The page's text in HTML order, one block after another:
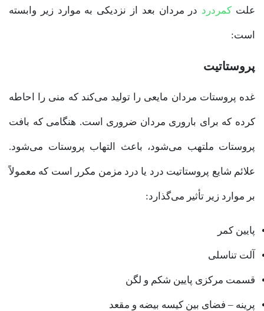
علت کمردرد در مردان بعد از نزدیکی به موارد زیر وابسته
است:
پروستاتیت
غده پروستات مردان مایعی را تولید می‌کند که منی را احاطه
کرده که برای باروری مردان ضروری است. هنگامی که بافت
پروستات ملتهب می‌شود، باعث التهاب پروستات می‌شود.
علائم شایع پروستاتیت درد یا درد مزمن مکرر است که معمولاً
بر موارد زیر تأثیر می‌گذارد:
پایین کمر
آلت تناسلی
قسمت مرکزی پایین شکم و لگن
پرینه – فضای بین کیسه بیضه و مقعد